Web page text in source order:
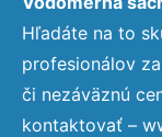
Hľadáte na to
profesionálov
či nezáväznú
kontaktovať –